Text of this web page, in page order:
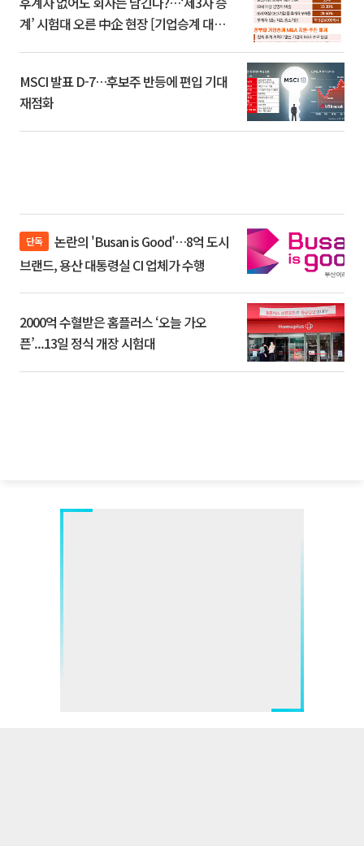
계’ 시험대 오른 中企 현장 [기업승계 대전
MSCI 발표 D-7…후보주 반등에 편입 기대
재점화
단독
브랜드, 용산 대통령실 CI 업체가 수행
2000억 수혈받은 홈플러스 ‘오늘 가오
픈’...13일 정식 개장 시험대